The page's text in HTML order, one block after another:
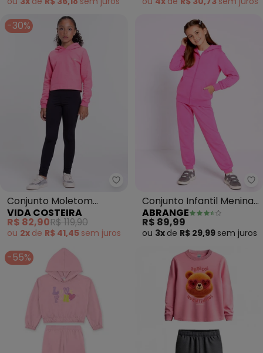
-30%
Vida Costeira - Conjunto
Conjunto Moletom
Infantil Cropped com
Capuz (Rosa)
VIDA COSTEIRA
R$ 82,90R$ 119,90
ou 2x de R$ 41,45 sem juros
Conjunto Infantil Menina
em Moletom (Rosa)
ABRANGE
R$ 89,99
ou 3x de R$ 29,99 sem juros
-55%